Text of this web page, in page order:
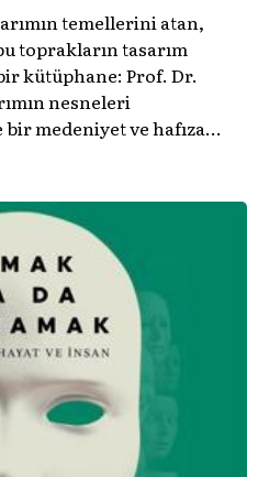
temellerini atan,
toprakların tasarım
kütüphane: Prof. Dr.
nesneleri
medeniyet ve hafıza